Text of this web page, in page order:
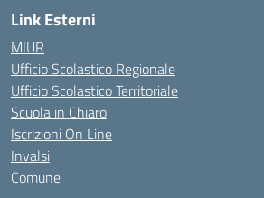
Link Esterni
MIUR
Ufficio Scolastico Regionale
Ufficio Scolastico Territoriale
Scuola in Chiaro
Iscrizioni On Line
Invalsi
Comune